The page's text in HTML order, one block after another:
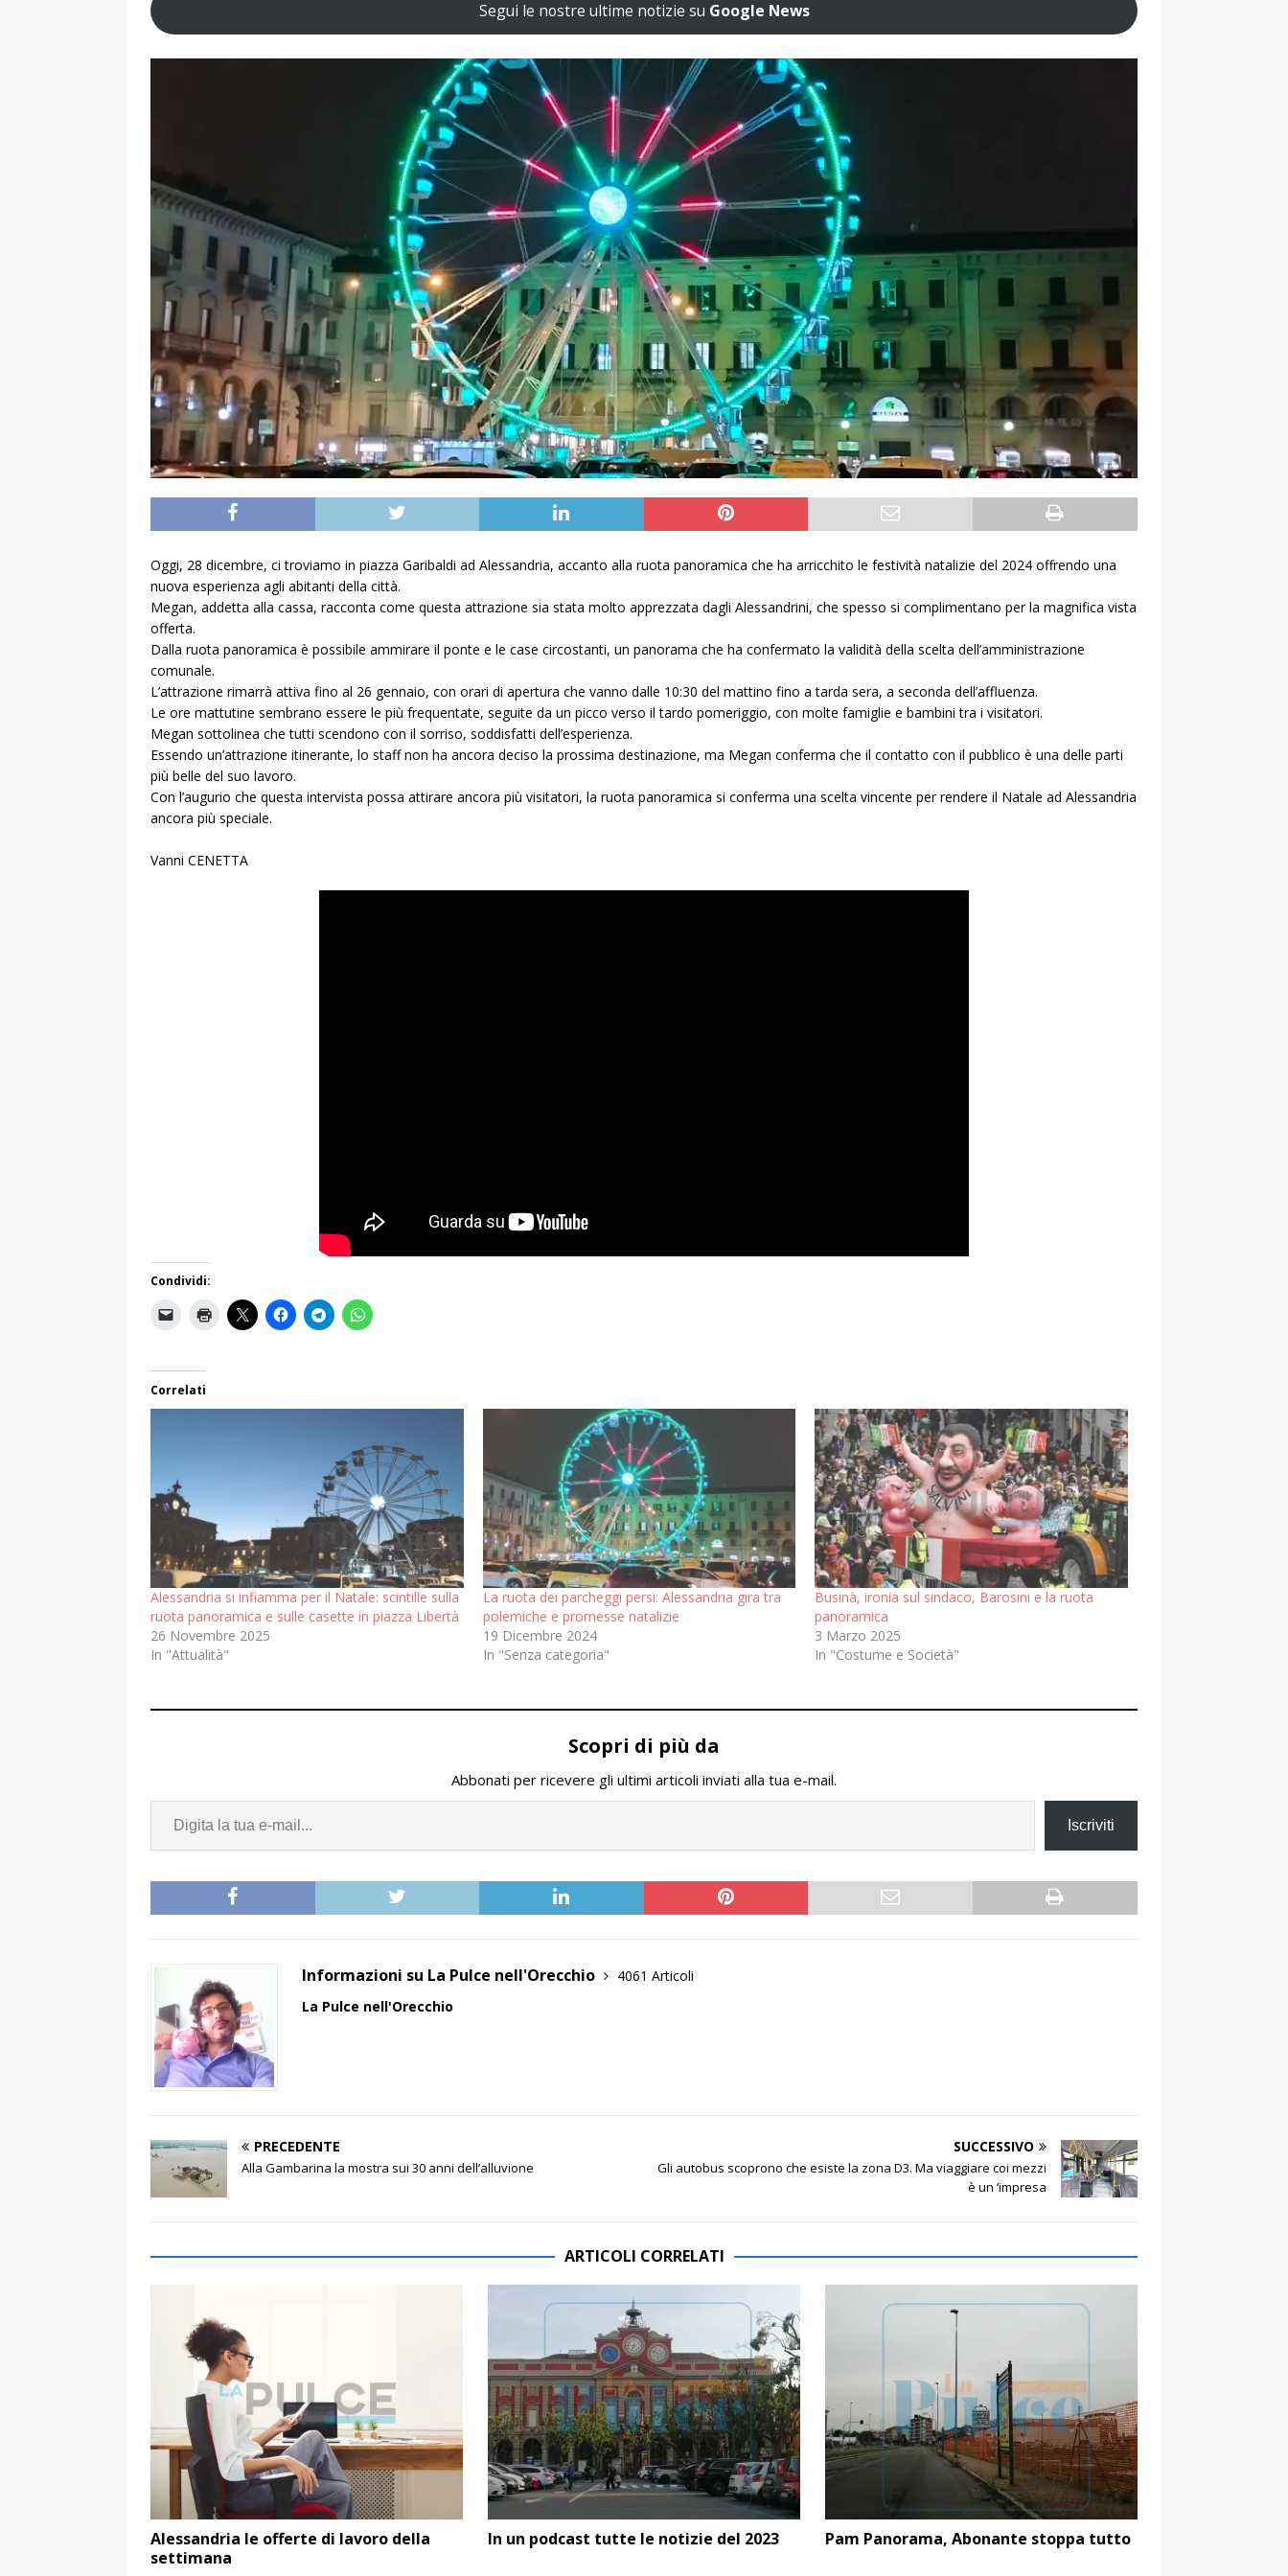
Segui le nostre ultime notizie su Google News
Oggi, 28 dicembre, ci troviamo in piazza Garibaldi ad Alessandria, accanto alla ruota panoramica che ha arricchito le festività natalizie del 2024 offrendo una
nuova esperienza agli abitanti della città.
Megan, addetta alla cassa, racconta come questa attrazione sia stata molto apprezzata dagli Alessandrini, che spesso si complimentano per la magnifica vista
offerta.
Dalla ruota panoramica è possibile ammirare il ponte e le case circostanti, un panorama che ha confermato la validità della scelta dell’amministrazione
comunale.
L’attrazione rimarrà attiva fino al 26 gennaio, con orari di apertura che vanno dalle 10:30 del mattino fino a tarda sera, a seconda dell’affluenza.
Le ore mattutine sembrano essere le più frequentate, seguite da un picco verso il tardo pomeriggio, con molte famiglie e bambini tra i visitatori.
Megan sottolinea che tutti scendono con il sorriso, soddisfatti dell’esperienza.
Essendo un’attrazione itinerante, lo staff non ha ancora deciso la prossima destinazione, ma Megan conferma che il contatto con il pubblico è una delle parti
più belle del suo lavoro.
Con l’augurio che questa intervista possa attirare ancora più visitatori, la ruota panoramica si conferma una scelta vincente per rendere il Natale ad Alessandria
ancora più speciale.
Vanni CENETTA
Condividi:
Correlati
Alessandria si infiamma per il Natale: scintille sulla
ruota panoramica e sulle casette in piazza Libertà
26 Novembre 2025
In "Attualità"
La ruota dei parcheggi persi: Alessandria gira tra
polemiche e promesse natalizie
19 Dicembre 2024
In "Senza categoria"
Businà, ironia sul sindaco, Barosini e la ruota
panoramica
3 Marzo 2025
In "Costume e Società"
Scopri di più da
Abbonati per ricevere gli ultimi articoli inviati alla tua e-mail.
Iscriviti
Informazioni su La Pulce nell'Orecchio
4061 Articoli
La Pulce nell'Orecchio
PRECEDENTE
Alla Gambarina la mostra sui 30 anni dell’alluvione
SUCCESSIVO
Gli autobus scoprono che esiste la zona D3. Ma viaggiare coi mezzi
è un ‘impresa
ARTICOLI CORRELATI
Alessandria le offerte di lavoro della
settimana
In un podcast tutte le notizie del 2023 Pam Panorama, Abonante stoppa tutto